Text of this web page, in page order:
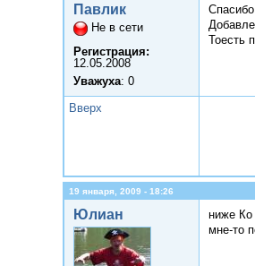
Павлик
Не в сети
Регистрация:
12.05.2008
Уважуха: 0
Тоесть
Вверх
19 января, 2009 - 18:26
Юлиан
ниже Ко
мне-то